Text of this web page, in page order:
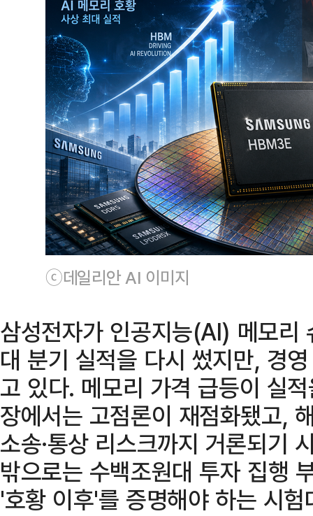
ⓒ데일리안 AI 이미지
삼성전자가 인공지능(AI) 메모리
대 분기 실적을 다시 썼지만, 경
고 있다. 메모리 가격 급등이 실
장에서는 고점론이 재점화됐고,
소송·통상 리스크까지 거론되기
밖으로는 수백조원대 투자 집행
'호황 이후'를 증명해야 하는 시